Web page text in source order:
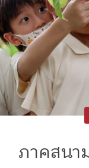
ภาคสนา